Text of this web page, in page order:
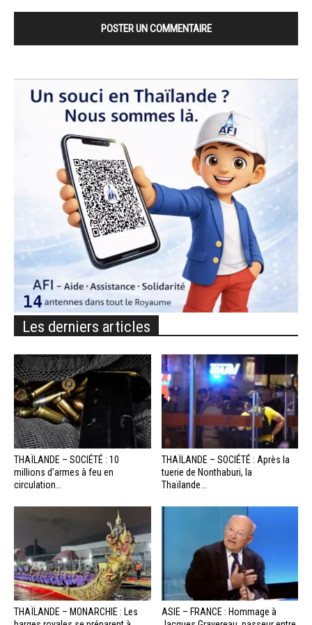
Les derniers articles
THAÏLANDE – SOCIÉTÉ : 10
millions d’armes à feu en
circulation...
THAÏLANDE – SOCIÉTÉ : Après la
tuerie de Nonthaburi, la
Thaïlande...
THAÏLANDE – MONARCHIE : Les
ASIE – FRANCE : Hommage à